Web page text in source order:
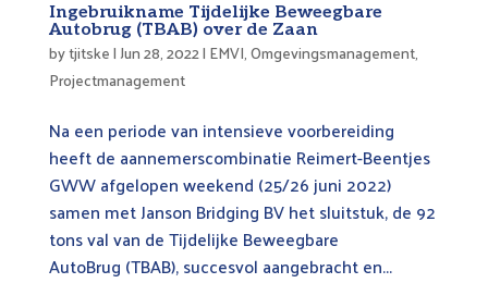
Ingebruikname Tijdelijke Beweegbare
Autobrug (TBAB) over de Zaan
bytjitske| Jun 28, 2022| EMVI,Omgevingsmanagement,
Projectmanagement
Na een periode van intensieve voorbereiding
heeft de aannemerscombinatie Reimert-Beentjes
GWW afgelopen weekend (25/26 juni 2022)
samen met Janson Bridging BV het sluitstuk, de 92
tons val van de Tijdelijke Beweegbare
AutoBrug (TBAB), succesvol aangebracht en...